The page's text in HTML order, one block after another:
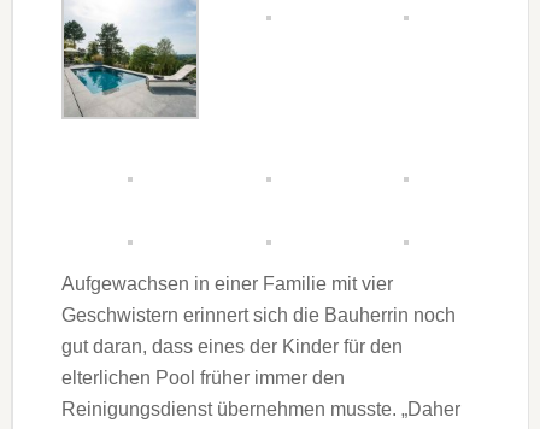
Aufgewachsen in einer Familie mit vier
Geschwistern erinnert sich die Bauherrin noch
gut daran, dass eines der Kinder für den
elterlichen Pool früher immer den
Reinigungsdienst übernehmen musste. „Daher